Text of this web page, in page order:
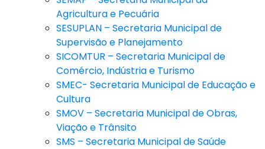
Agricultura e Pecuária
SESUPLAN – Secretaria Municipal de
Supervisão e Planejamento
SICOMTUR – Secretaria Municipal de
Comércio, Indústria e Turismo
SMEC- Secretaria Municipal de Educação e
Cultura
SMOV – Secretaria Municipal de Obras,
Viação e Trânsito
SMS – Secretaria Municipal de Saúde